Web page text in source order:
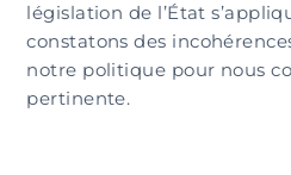
législation de l’État
constatons des
notre politique pour nous
pertinente.